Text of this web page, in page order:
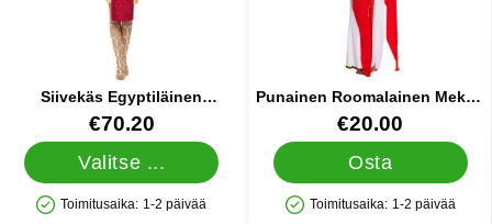
Siivekäs Egyptiläinen
Jumalatar Asu
Tuote.nro 11899
€70.20
Valitse ...
Saatavuus: Varastossa
Toimitusaika: 1-2 päivää
Punainen Roomalainen Mekko
Naamiaisasu
Tuote.nro 18967
€20.00
Osta
Saatavuus: Varastossa
Toimitusaika: 1-2 päivää